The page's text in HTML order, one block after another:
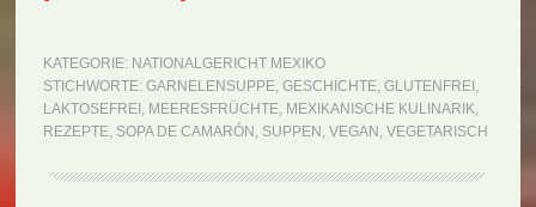
Sopa
de
Camarón
KATEGORIE: NATIONALGERICHT MEXIKO
STICHWORTE: GARNELENSUPPE, GESCHICHTE, GLUTENFREI ,
LAKTOSEFREI , MEERESFRÜCHTE, MEXIKANISCHE KULINARIK,
REZEPTE, SOPA DE CAMARÓN , SUPPEN , VEGAN , VEGETARISCH